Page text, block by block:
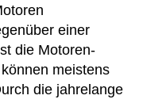
einer
die Motoren-
meistens
die jahrelange